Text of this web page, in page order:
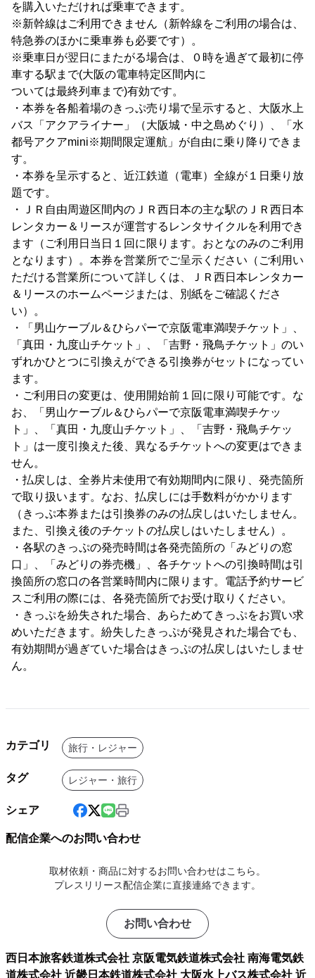
を購入いただければ乗車できます。
※新幹線はご利用できません（新幹線をご利用の場合は、
特急券のほかに乗車券も必要です）。
※乗車日が翌日にまたがる場合は、０時を過ぎて最初に停
車する駅まで(大阪の電車特定区間内に
ついては最終列車まで)有効です。
・本券を各船着場のきっぷ売り場で呈示すると、大阪水上
バス「アクアライナー」（大阪城・中之島めぐり）、「水
都号アクアmini※期間限定運航」が自由に乗り降りできま
す。
・本券を呈示すると、近江鉄道（電車）全線が１日乗り放
題です。
・ＪＲ自由周遊区間内のＪＲ西日本の主な駅のＪＲ西日本
レンタカー＆リースが運営するレンタサイクルを利用でき
ます（ご利用日当日１回に限ります。おとなのみのご利用
となります）。本券を営業所でご呈示ください（ご利用い
ただける営業所について詳しくは、ＪＲ西日本レンタカー
＆リースのホームページ または、別紙をご確認くださ
い）。
・「男山ケーブル＆ひらパーで京阪電車満喫チケット」、
「真田・九度山チケット」、「吉野・飛鳥チケット」のい
ずれかひとつに引換えができる引換券がセットになってい
ます。
・ご利用日の変更は、使用開始前１回に限り可能です。な
お、「男山ケーブル＆ひらパーで京阪電車満喫チケッ
ト」、「真田・九度山チケット」、「吉野・飛鳥チケッ
ト」は一度引換えた後、異なるチケットへの変更はできま
せん。
・払戻しは、全券片未使用で有効期間内に限り、発売箇所
で取り扱います。なお、払戻しには手数料がかかります
（きっぷ本券または引換券のみの払戻しはいたしません。
また、引換え後のチケットの払戻しはいたしません）。
・各駅のきっぷの発売時間は各発売箇所の「みどりの窓
口」、「みどりの券売機」、各チケットへの引換時間は引
換箇所の窓口の各営業時間内に限ります。電話予約サービ
スご利用の際には、各発売箇所でお受け取りください。
・きっぷを紛失された場合、あらためてきっぷをお買い求
めいただきます。紛失したきっぷが発見された場合でも、
有効期間が過ぎていた場合はきっぷの払戻しはいたしませ
ん。
カテゴリ 旅行・レジャー
タグ レジャー・旅行
シェア
配信企業へのお問い合わせ
取材依頼・商品に対するお問い合わせはこちら。
プレスリリース配信企業に直接連絡できます。
お問い合わせ
西日本旅客鉄道株式会社 京阪電気鉄道株式会社 南海電気鉄
道株式会社 近畿日本鉄道株式会社 大阪水上バス株式会社 近